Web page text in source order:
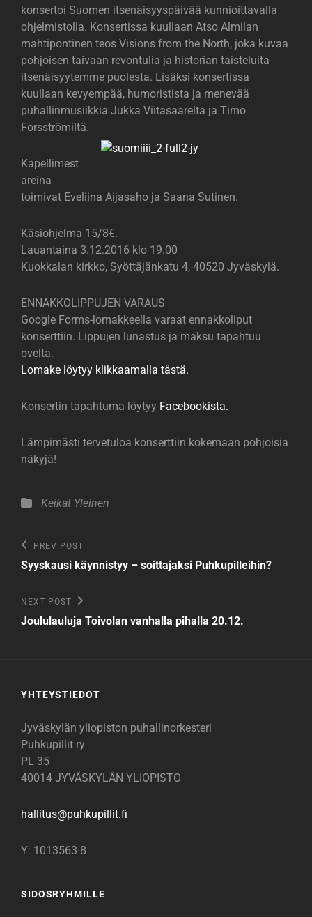
konsertoi Suomen itsenäisyyspäivää kunnioittavalla
ohjelmistolla. Konsertissa kuullaan Atso Almilan
mahtipontinen teos Visions from the North, joka kuvaa
pohjoisen taivaan revontulia ja historian taisteluita
itsenäisyytemme puolesta. Lisäksi konsertissa
kuullaan kevyempää, humoristista ja menevää
puhallinmusiikkia Jukka Viitasaarelta ja Timo
Forsströmiltä.
Kapellimest
areina
toimivat Eveliina Aijasaho ja Saana Sutinen.
Käsiohjelma 15/8€.
Lauantaina 3.12.2016 klo 19.00
Kuokkalan kirkko, Syöttäjänkatu 4, 40520 Jyväskylä.
ENNAKKOLIPPUJEN VARAUS
Google Forms-lomakkeella varaat ennakkoliput
konserttiin. Lippujen lunastus ja maksu tapahtuu
ovelta.
Lomake löytyy klikkaamalla tästä.
Konsertin tapahtuma löytyy Facebookista.
Lämpimästi tervetuloa konserttiin kokemaan pohjoisia
näkyjä!
Categories
Keikat Yleinen
Artikkelien
selaus
Previous
Post
PREV POST
Syyskausi käynnistyy – soittajaksi Puhkupilleihin?
Next
Post
NEXT POST
Joululauluja Toivolan vanhalla pihalla 20.12.
YHTEYSTIEDOT
Jyväskylän yliopiston puhallinorkesteri
Puhkupillit ry
PL 35
40014 JYVÄSKYLÄN YLIOPISTO
hallitus@puhkupillit.fi
Y: 1013563-8
SIDOSRYHMILLE